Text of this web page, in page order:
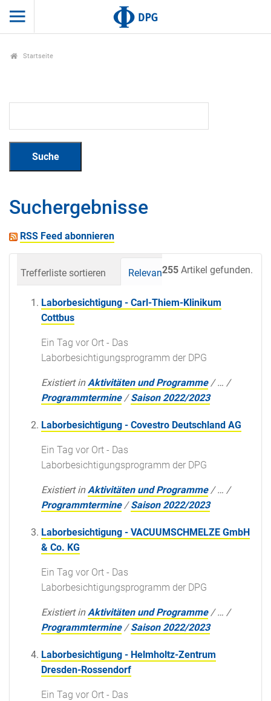
Startseite
Suchergebnisse
RSS Feed abonnieren
255 Artikel gefunden.
Trefferliste sortieren Relevanz Datum
Laborbesichtigung - Carl-Thiem-Klinikum
Cottbus
Ein Tag vor Ort - Das
Laborbesichtigungsprogramm der DPG
Existiert in Aktivitäten und Programme /… /
Programmtermine /Saison 2022/2023
Laborbesichtigung - Covestro Deutschland AG
Ein Tag vor Ort - Das
Laborbesichtigungsprogramm der DPG
Existiert in Aktivitäten und Programme /… /
Programmtermine /Saison 2022/2023
Laborbesichtigung - VACUUMSCHMELZE GmbH
& Co. KG
Ein Tag vor Ort - Das
Laborbesichtigungsprogramm der DPG
Existiert in Aktivitäten und Programme /… /
Programmtermine /Saison 2022/2023
Laborbesichtigung - Helmholtz-Zentrum
Dresden-Rossendorf
Ein Tag vor Ort - Das